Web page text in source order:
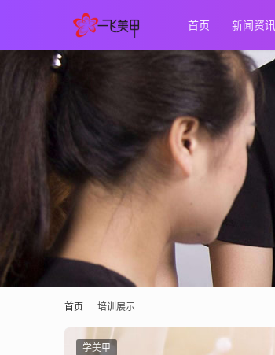
首页 新闻资讯
首页 培训展示
学美甲